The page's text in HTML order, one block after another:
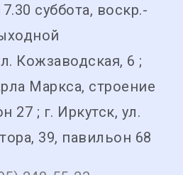
суббота, воскр.-
Кожзаводская, 6 ;
Маркса, строение
27 ; г. Иркутск, ул.
39, павильон 68